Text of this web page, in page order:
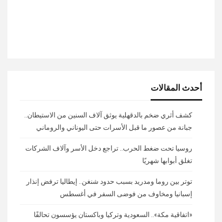
أحدث المقالات
كشف أثري ضخم بالدقهلية يوثق آلاف السنين من الاستيطان..
جبانة من عصور ما قبل الأسرات حتى اليوناني والروماني
روسيا تحت ضغط الحرب.. تراجع دخل الأسر وآلاف الشركات
تغلق أبوابها شهريًا
توتر بين روما ومدريد بسبب حدود شنغن.. إيطاليا ترفض إنذار
إسبانيا ومخاوف من فوضى السفر في أغسطس
«اتفاقية مكة».. السعودية وتركيا وباكستان يؤسسون تحالفًا